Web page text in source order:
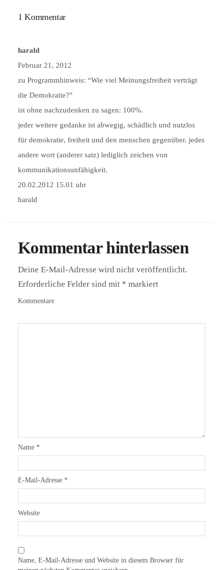
1 Kommentar
harald
Februar 21, 2012
zu Programmhinweis: “Wie viel Meinungsfreiheit verträgt
die Demokratie?”
ist ohne nachzudenken zu sagen: 100%.
jeder weitere gedanke ist abwegig, schädlich und nutzlos
für demokratie, freiheit und den menschen gegenüber. jedes
andere wort (anderer satz) lediglich zeichen von
kommunikationsunfähigkeit.
20.02.2012 15.01 uhr
harald
Kommentar hinterlassen
Deine E-Mail-Adresse wird nicht veröffentlicht.
Erforderliche Felder sind mit * markiert
Kommentare
Name *
E-Mail-Adresse *
Website
Name, E-Mail-Adresse und Website in diesem Browser für